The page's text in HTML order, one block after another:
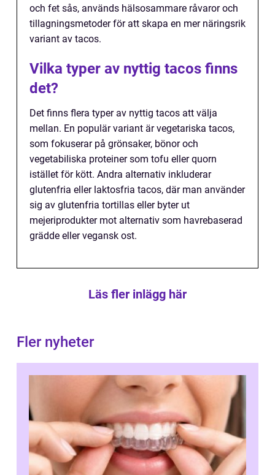
och fet sås, används hälsosammare råvaror och
tillagningsmetoder för att skapa en mer näringsrik
variant av tacos.
Vilka typer av nyttig tacos finns
det?
Det finns flera typer av nyttig tacos att välja
mellan. En populär variant är vegetariska tacos,
som fokuserar på grönsaker, bönor och
vegetabiliska proteiner som tofu eller quorn
istället för kött. Andra alternativ inkluderar
glutenfria eller laktosfria tacos, där man använder
sig av glutenfria tortillas eller byter ut
mejeriprodukter mot alternativ som havrebaserad
grädde eller vegansk ost.
Läs fler inlägg här
Fler nyheter